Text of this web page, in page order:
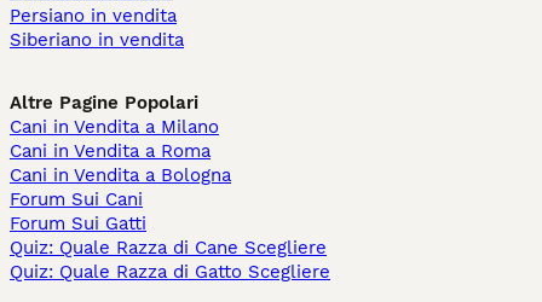
Persiano in vendita
Siberiano in vendita
Altre Pagine Popolari
Cani in Vendita a Milano
Cani in Vendita a Roma
Cani in Vendita a Bologna
Forum Sui Cani
Forum Sui Gatti
Quiz: Quale Razza di Cane Scegliere
Quiz: Quale Razza di Gatto Scegliere